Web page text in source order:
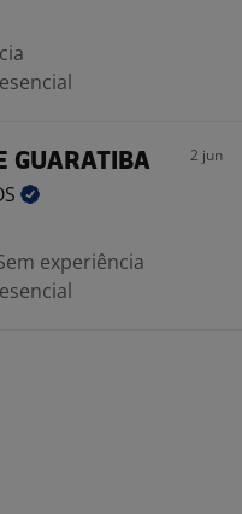
GUARATIBA 2 jun
experiência